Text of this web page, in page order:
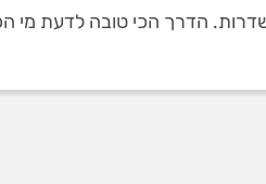
הדרך הכי טובה לדעת מי הכי